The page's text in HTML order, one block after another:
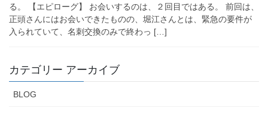
る。 【エピローグ】 お会いするのは、２回目ではある。 前回は、
正頭さんにはお会いできたものの、堀江さんとは、緊急の要件が
入られていて、名刺交換のみで終わっ […]
カテゴリー アーカイブ
BLOG